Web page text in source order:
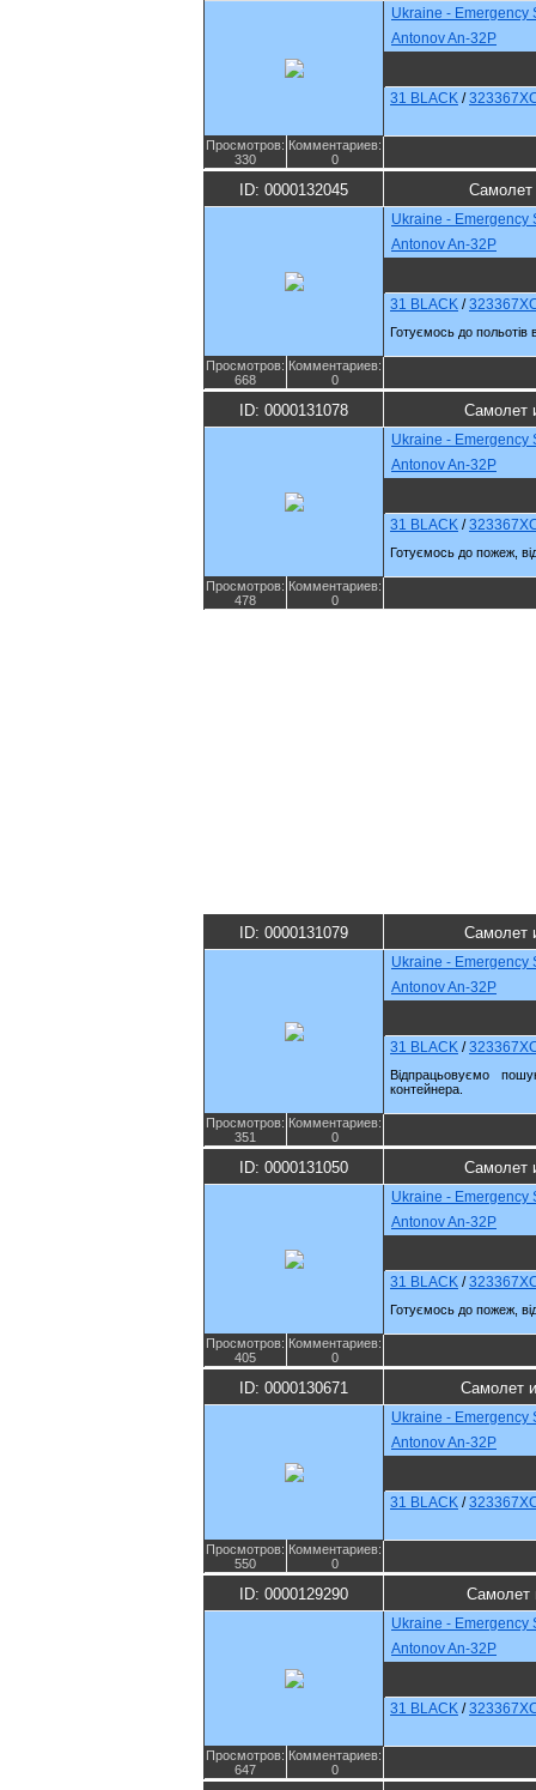
Ukraine - Emergency
Antonov An-32P
31 BLACK /
Просмотров:
330
Комментариев:
0
ID: 0000132045 Самолет
Ukraine - Emergency
Antonov An-32P
31 BLACK /
Готуємось до польотів
Просмотров:
668
Комментариев:
0
ID: 0000131078 Самолет
Ukraine - Emergency
Antonov An-32P
31 BLACK /
Готуємось до пожеж,
Просмотров:
478
Комментариев:
0
ID: 0000131079 Самолет
Ukraine - Emergency
Antonov An-32P
31 BLACK /
Відпрацьовуємо
контейнера.
Просмотров:
351
Комментариев:
0
ID: 0000131050 Самолет
Ukraine - Emergency
Antonov An-32P
31 BLACK /
Готуємось до пожеж,
Просмотров:
405
Комментариев:
0
ID: 0000130671 Самолет
Ukraine - Emergency
Antonov An-32P
31 BLACK /
Просмотров:
550
Комментариев:
0
ID: 0000129290 Самолет
Ukraine - Emergency
Antonov An-32P
31 BLACK /
Просмотров:
647
Комментариев:
0